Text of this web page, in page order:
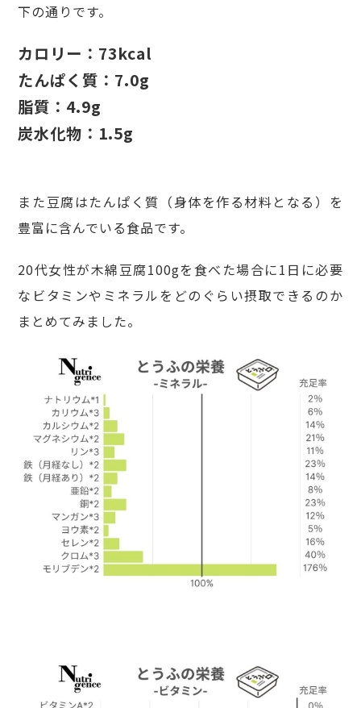
下の通りです。
カロリー：73kcal
たんぱく質：7.0g
脂質：4.9g
炭水化物：1.5g
また豆腐はたんぱく質（身体を作る材料となる）を
豊富に含んでいる食品です。
20代女性が木綿豆腐100gを食べた場合に1日に必要
なビタミンやミネラルをどのぐらい摂取できるのか
まとめてみました。